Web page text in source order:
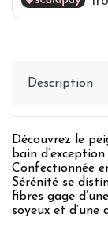
Description
Découvrez le
bain
Confectionnée
Sérénité se
fibres gage
soyeux et